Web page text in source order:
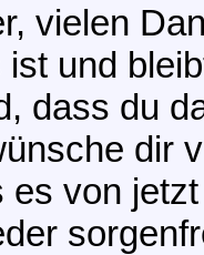
vielen
und
dass du
dir
es von